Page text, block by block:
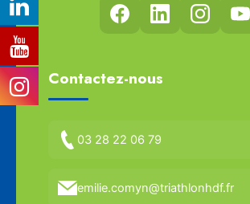
Contactez-nous
03 28 22 06 79
emilie.comyn@triathlonhdf.fr